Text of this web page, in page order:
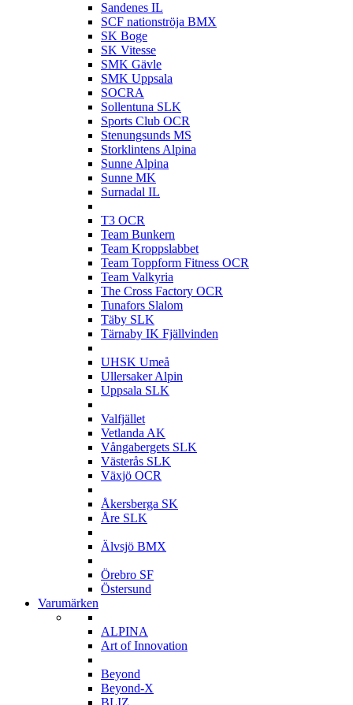
Sandenes IL
SCF nationströja BMX
SK Boge
SK Vitesse
SMK Gävle
SMK Uppsala
SOCRA
Sollentuna SLK
Sports Club OCR
Stenungsunds MS
Storklintens Alpina
Sunne Alpina
Sunne MK
Surnadal IL
T3 OCR
Team Bunkern
Team Kroppslabbet
Team Toppform Fitness OCR
Team Valkyria
The Cross Factory OCR
Tunafors Slalom
Täby SLK
Tärnaby IK Fjällvinden
UHSK Umeå
Ullersaker Alpin
Uppsala SLK
Valfjället
Vetlanda AK
Vångabergets SLK
Västerås SLK
Växjö OCR
Åkersberga SK
Åre SLK
Älvsjö BMX
Örebro SF
Östersund
Varumärken
ALPINA
Art of Innovation
Beyond
Beyond-X
BLIZ